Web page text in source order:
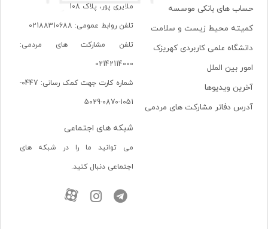
حساب های بانکی موسسه
کمیته محیط زیست و سلامت
دانشگاه علمی کاربردی کهریزک
امور بین الملل
آخرین ویدیوها
آدرس دفاتر مشارکت های مردمی
ملايری پور، پلاک 108
تلفن روابط عمومی: 02188310688
تلفن مشارکت های مردمی:
02142114000
شماره کارت جهت کمک رسانی: 0447-
1051-0870-5029
شبکه های اجتماعی
می توانید ما را در شبکه های
اجتماعی دنبال کنید.